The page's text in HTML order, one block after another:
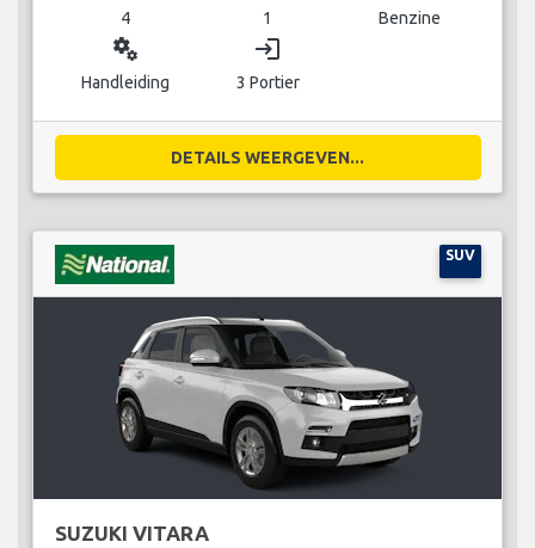
4 1 Benzine
miscellaneous_services
Handleiding
login
3 Portier
DETAILS WEERGEVEN...
SUV
SUZUKI VITARA